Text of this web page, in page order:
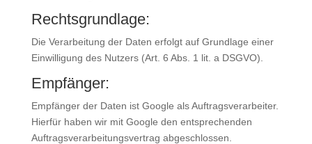
Rechtsgrundlage:
Die Verarbeitung der Daten erfolgt auf Grundlage einer
Einwilligung des Nutzers (Art. 6 Abs. 1 lit. a DSGVO).
Empfänger:
Empfänger der Daten ist Google als Auftragsverarbeiter.
Hierfür haben wir mit Google den entsprechenden
Auftragsverarbeitungsvertrag abgeschlossen.